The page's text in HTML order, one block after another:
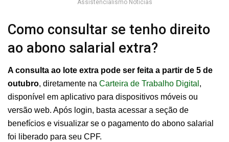
Assistencialismo Notícias
Como consultar se tenho direito
ao abono salarial extra?
A consulta ao lote extra pode ser feita a partir de 5 de
outubro, diretamente na Carteira de Trabalho Digital ,
disponível em aplicativo para dispositivos móveis ou
versão web. Após login, basta acessar a seção de
benefícios e visualizar se o pagamento do abono salarial
foi liberado para seu CPF.